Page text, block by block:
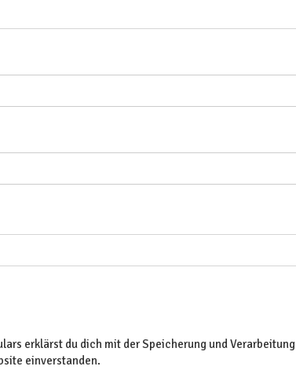
erklärst du dich mit der Speicherung und Verarbeitung
einverstanden.